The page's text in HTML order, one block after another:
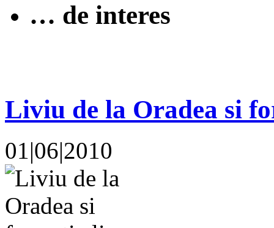
… de interes
Liviu de la Oradea si
01|06|2010